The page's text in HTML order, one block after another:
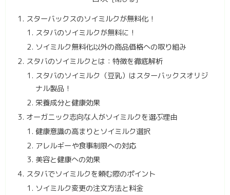
スターバックスのソイミルクが無料化！
スタバのソイミルクが無料に！
ソイミルク無料化以外の商品価格への取り組み
スタバのソイミルクとは：特徴を徹底解析
スタバのソイミルク（豆乳）はスターバックスオリジ
ナル製品！
栄養成分と健康効果
オーガニック志向な人がソイミルクを選ぶ理由
健康意識の高まりとソイミルク選択
アレルギーや食事制限への対応
美容と健康への効果
スタバでソイミルクを頼む際のポイント
ソイミルク変更の注文方法と料金